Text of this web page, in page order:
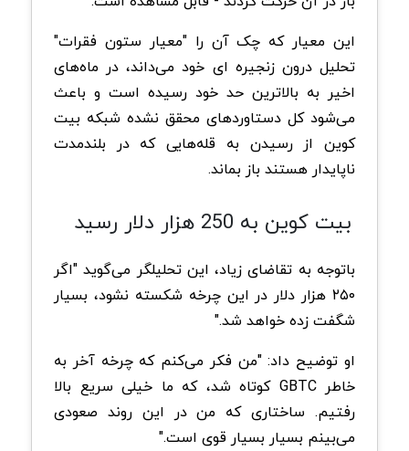
این معیار که چک آن را "معیار ستون فقرات"
تحلیل درون زنجیره ای خود می‌داند، در ماه‌های
اخیر به بالاترین حد خود رسیده است و باعث
می‌شود کل دستاوردهای محقق نشده شبکه بیت
کوین از رسیدن به قله‌هایی که در بلندمدت
ناپایدار هستند باز بماند.
بیت کوین به 250 هزار دلار رسید
باتوجه به تقاضای زیاد، این تحلیلگر می‌گوید "اگر
۲۵۰ هزار دلار در این چرخه شکسته نشود، بسیار
شگفت زده خواهد شد."
او توضیح داد: "من فکر می‌کنم که چرخه آخر به
خاطر GBTC کوتاه شد، که ما خیلی سریع بالا
رفتیم. ساختاری که من در این روند صعودی
می‌بینم بسیار بسیار قوی است."